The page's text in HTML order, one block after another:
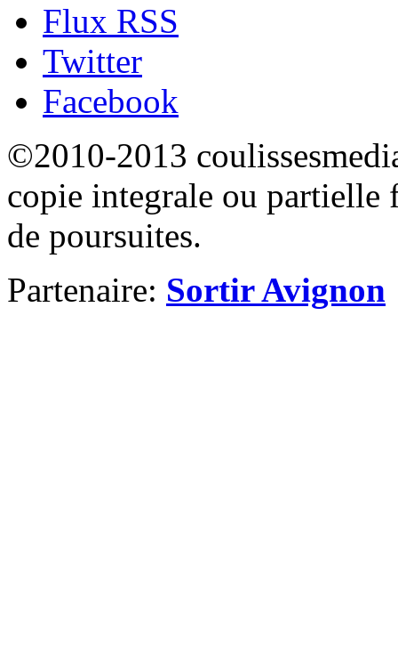
Flux RSS
Twitter
Facebook
©2010-2013
copie integrale ou partielle
de poursuites.
Partenaire: Sortir Avignon